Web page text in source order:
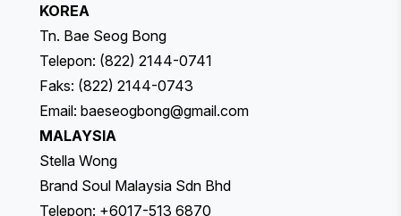
KOREA
Tn. Bae Seog Bong
Telepon: (822) 2144-0741
Faks: (822) 2144-0743
Email: baeseogbong@gmail.com
MALAYSIA
Stella Wong
Brand Soul Malaysia Sdn Bhd
Telepon: +6017-513 6870